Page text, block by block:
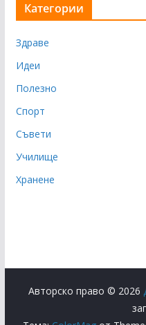
Категории
Здраве
Идеи
Полезно
Спорт
Съвети
Училище
Хранене
Авторско право © 2026